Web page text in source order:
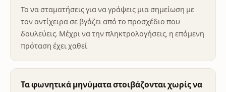
Το να σταματήσεις για να γράψεις μια σημείωση με
τον αντίχειρα σε βγάζει από το προσχέδιο που
δουλεύεις. Μέχρι να την πληκτρολογήσεις, η επόμενη
πρόταση έχει χαθεί.
Τα φωνητικά μηνύματα στοιβάζονται χωρίς να